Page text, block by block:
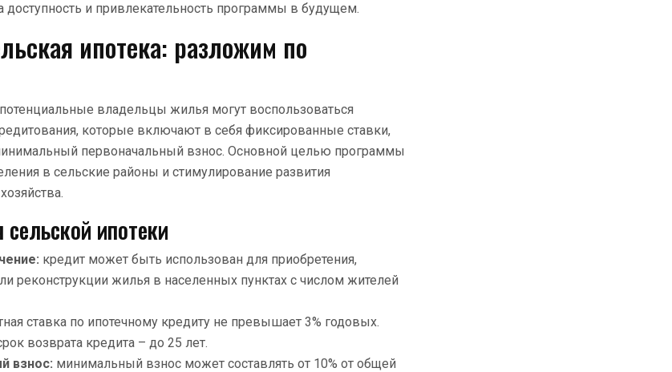
доступность и привлекательность программы в будущем.
ипотека: разложим по
владельцы жилья могут воспользоваться
которые включают в себя фиксированные ставки,
первоначальный взнос. Основной целью программы
в сельские районы и стимулирование развития
ипотеки
кредит может быть использован для приобретения,
реконструкции жилья в населенных пунктах с числом жителей
ставка по ипотечному кредиту не превышает 3% годовых.
возврата кредита – до 25 лет.
взнос: минимальный взнос может составлять от 10% от общей